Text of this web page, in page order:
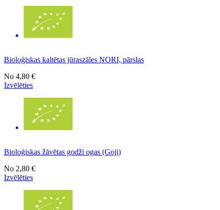
Bioloģiskas kaltētas jūraszāles NORI, pārslas
No 4,80 €
Izvēlēties
Bioloģiskas žāvētas godži ogas (Goji)
No 2,80 €
Izvēlēties